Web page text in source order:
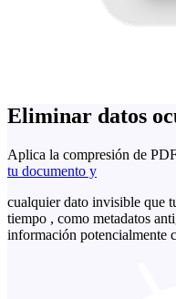
Eliminar datos
Aplica la compresión de
tu documento y
cualquier dato invisible que
tiempo , como metadatos
información potencialmente